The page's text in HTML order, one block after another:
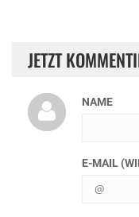
JETZT
NAME
E-MAIL